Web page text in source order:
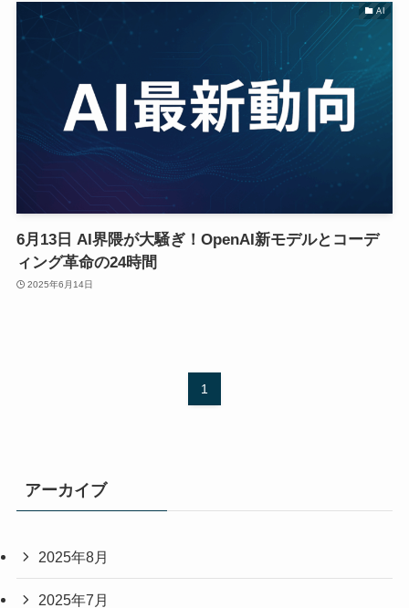
AI
6月13日 AI界隈が大騒ぎ！OpenAI新モデルとコーデ
ィング革命の24時間
2025年6月14日
1
アーカイブ
2025年8月
2025年7月